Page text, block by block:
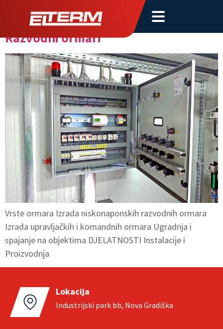
Tip djelatnosti: Proizvodnja
Razvodni ormari
Vrste ormara Izrada niskonaponskih razvodnih ormara
Izrada upravljačkih i komandnih ormara Ugradnja i
spajanje na objektima DJELATNOSTI Instalacije i
Proizvodnja
Lokacija
Industrijski park bb, Nova Gradiška